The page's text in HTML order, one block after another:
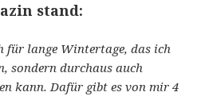
stand:
für lange Wintertage, das ich
sondern durchaus auch
kann. Dafür gibt es von mir 4